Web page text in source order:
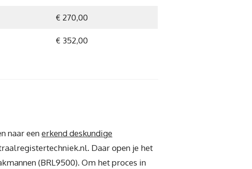
€ 270,00
€ 352,00
naar eenerkend deskundige
Daar open je het
(BRL9500). Om het proces in